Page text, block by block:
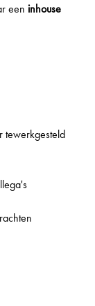
een inhouse
tewerkgesteld